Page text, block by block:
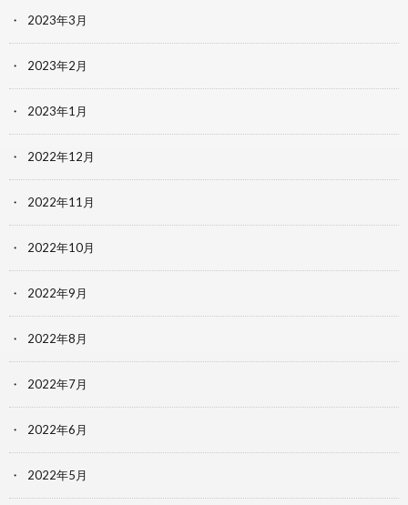
2023年3月
2023年2月
2023年1月
2022年12月
2022年11月
2022年10月
2022年9月
2022年8月
2022年7月
2022年6月
2022年5月